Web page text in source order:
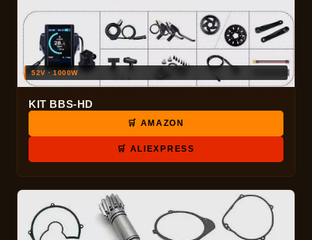
52V · 1000W
KIT BBS-HD
🛒 AMAZON
🛒 ALIEXPRESS